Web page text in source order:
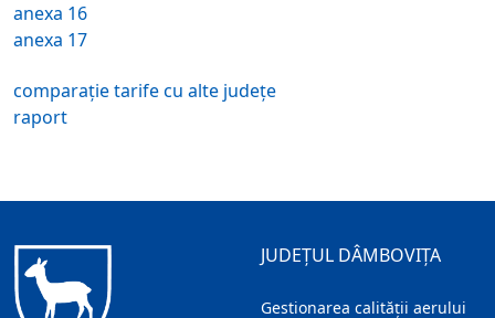
anexa 16
anexa 17
comparație tarife cu alte județe
raport
JUDEȚUL DÂMBOVIȚA
Gestionarea calității aerului